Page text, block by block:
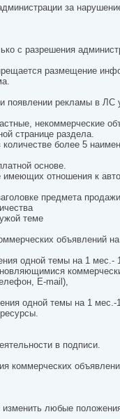
за
с разрешения
размещение
рекламы в
некоммерческие
странице раздела.
более 5
основе.
отношения к
предмета
теме
объявлений
одной темы на 1
E-mail),
одной темы на 1
в подписи.
коммерческих
любые